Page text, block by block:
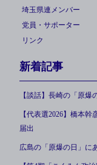
埼玉県連メンバー
党員・サポーター
リンク
新着記事
【談話】長崎の「原爆
【代表選2026】橋本
届出
広島の「原爆の日」に